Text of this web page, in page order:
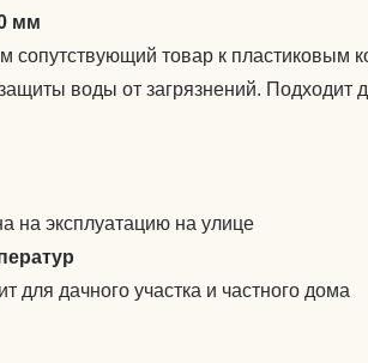
мм
сопутствующий товар к пластиковым
воды от загрязнений. Подходит
на эксплуатацию на улице
для дачного участка и частного дома